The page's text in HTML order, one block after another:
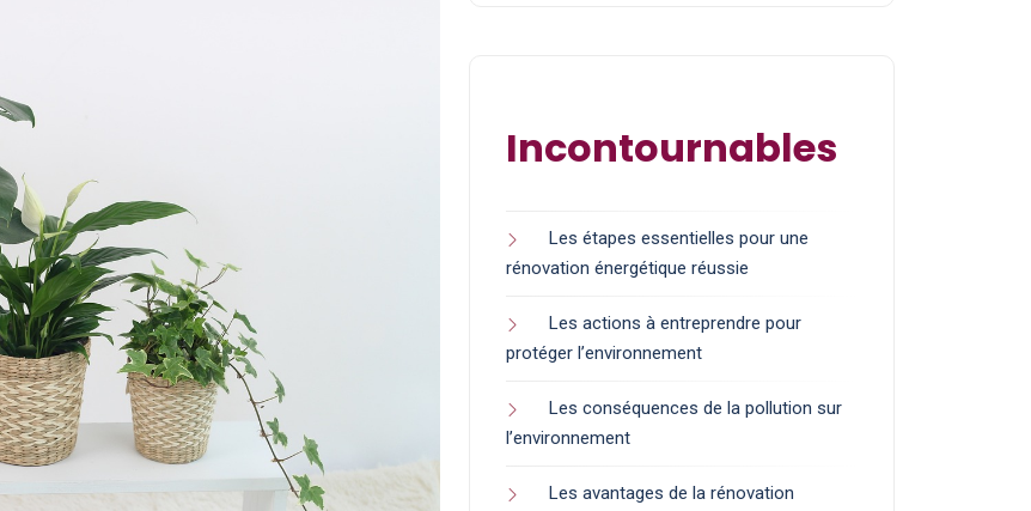
Incontournables
Les étapes essentielles pour une
rénovation énergétique réussie
Les actions à entreprendre pour
protéger l’environnement
Les conséquences de la pollution sur
l’environnement
Les avantages de la rénovation